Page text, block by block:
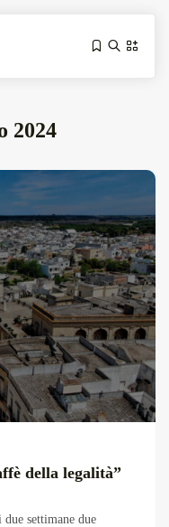
Concerto Acustico...
Fès...
Il...
2024
della legalità”
settimane due